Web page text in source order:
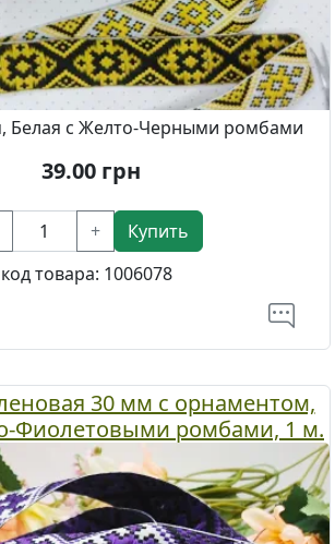
Белая с Желто-Черными ромбами
39.00грн
+
Купить
код товара: 1006078
30 мм с орнаментом,
Фиолетовыми ромбами, 1 м.